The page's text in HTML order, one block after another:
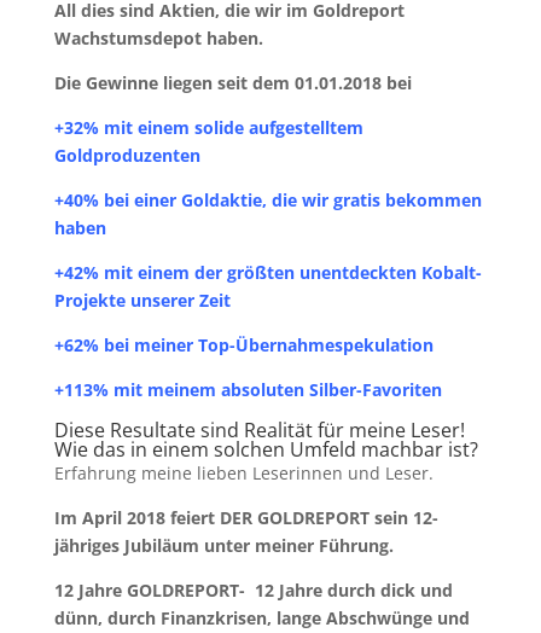
All dies sind Aktien, die wir im Goldreport
Wachstumsdepot haben.
Die Gewinne liegen seit dem 01.01.2018 bei
+32% mit einem solide aufgestelltem
Goldproduzenten
+40% bei einer Goldaktie, die wir gratis bekommen
haben
+42% mit einem der größten unentdeckten Kobalt-
Projekte unserer Zeit
+62% bei meiner Top-Übernahmespekulation
+113% mit meinem absoluten Silber-Favoriten
Diese Resultate sind Realität für meine Leser!
Wie das in einem solchen Umfeld machbar ist?
Erfahrung meine lieben Leserinnen und Leser.
Im April 2018 feiert DER GOLDREPORT sein 12-
jähriges Jubiläum unter meiner Führung.
12 Jahre GOLDREPORT- 12 Jahre durch dick und
dünn, durch Finanzkrisen, lange Abschwünge und